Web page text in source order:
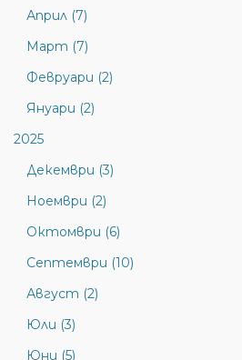
Април (7)
Март (7)
Февруари (2)
Януари (2)
2025
Декември (3)
Ноември (2)
Октомври (6)
Септември (10)
Август (2)
Юли (3)
Юни (5)